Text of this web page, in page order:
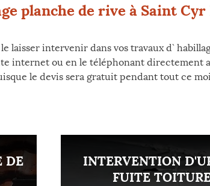
planche de rive à Saint Cyr
laisser intervenir dans vos travaux d`
internet ou en le téléphonant directement
le devis sera gratuit pendant tout ce
DE
INTERVENTION
FUITE